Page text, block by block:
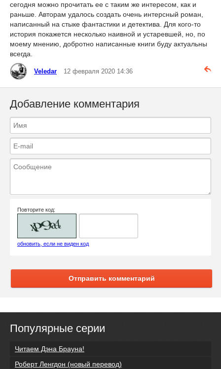
сегодня можно прочитать ее с таким же интересом, как и
раньше. Авторам удалось создать очень интерсный роман,
написанный на стыке фантастики и детектива. Для кого-то
история покажется несколько наивной и устаревшей, но, по
моему мнению, добротно написанные книги буду актуальны
всегда.
Veledar 12 февраля 2020 14:36
Добавление комментария
Повторите код:
обновить, если не виден код
Отправить комментарий
Популярные серии
Читаем Дэна Брауна!
Роберт Ленгдон (новый перевод)